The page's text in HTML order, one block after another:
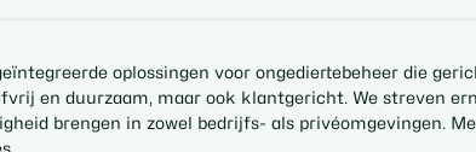
oplossingen voor ongediertebeheer die
en duurzaam, maar ook klantgericht. We streven
brengen in zowel bedrijfs- als privéomgevingen.